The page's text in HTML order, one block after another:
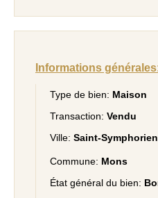
Informations
Type de bien: Maison
Transaction: Vendu
Ville: Saint-Symphorien
Commune: Mons
État général du bien: